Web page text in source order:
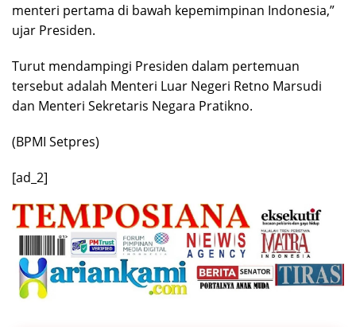
menteri pertama di bawah kepemimpinan Indonesia,”
ujar Presiden.
Turut mendampingi Presiden dalam pertemuan
tersebut adalah Menteri Luar Negeri Retno Marsudi
dan Menteri Sekretaris Negara Pratikno.
(BPMI Setpres)
[ad_2]